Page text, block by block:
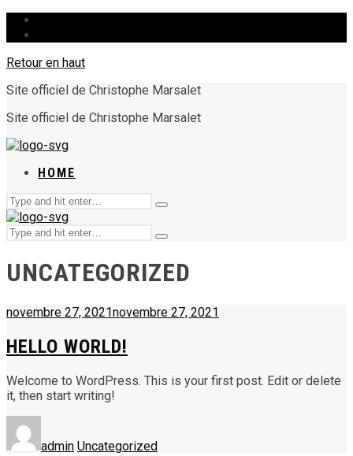
Retour en haut
Site officiel de Christophe Marsalet
Site officiel de Christophe Marsalet
HOME
Chercher
:
Type
hit
Chercher
Type
hit
enter
UNCATEGORIZED
novembre 27, 2021novembre 27, 2021
HELLO WORLD!
Welcome to WordPress. This is your first post. Edit or delete
it, then start writing!
admin Uncategorized